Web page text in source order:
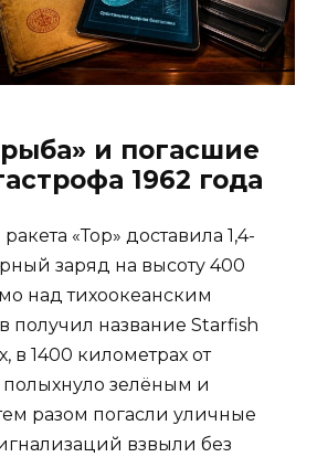
и погасшие
1962 года
«Тор» доставила 1,4-
заряд на высоту 400
над тихоокеанским
получил название Starfish
в 1400 километрах от
зелёным и
разом погасли уличные
взвыли без